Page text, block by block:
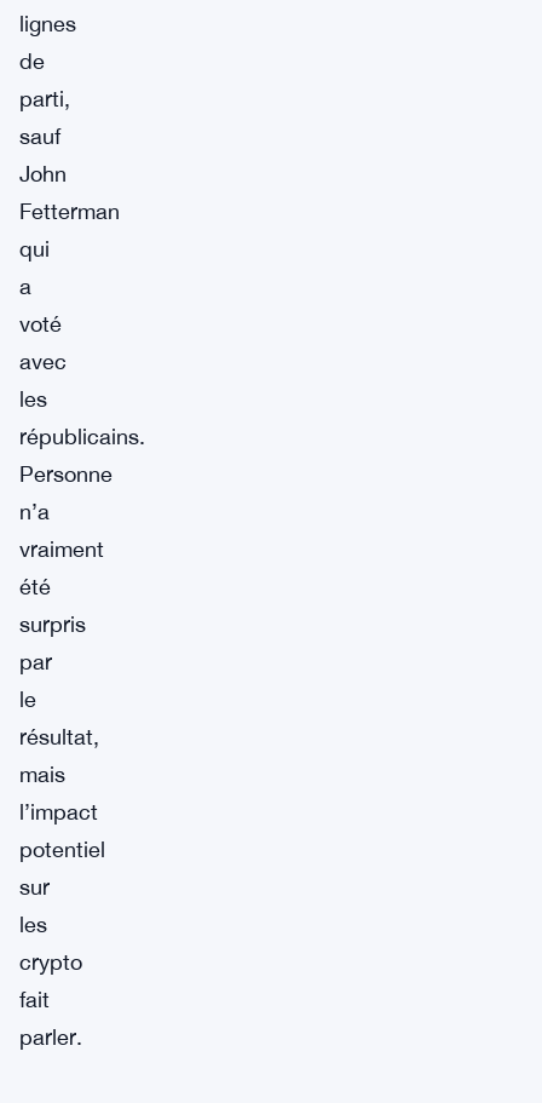
lignes
de
parti,
sauf
John
Fetterman
qui
a
voté
avec
les
républicains.
Personne
n’a
vraiment
été
surpris
par
le
résultat,
mais
l’impact
potentiel
sur
les
crypto
fait
parler.